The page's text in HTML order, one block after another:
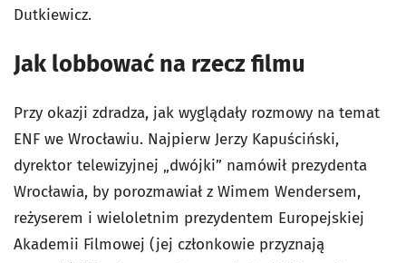
Dutkiewicz.
Jak lobbować na rzecz filmu
Przy okazji zdradza, jak wyglądały rozmowy na temat
ENF we Wrocławiu. Najpierw Jerzy Kapuściński,
dyrektor telewizyjnej „dwójki” namówił prezydenta
Wrocławia, by porozmawiał z Wimem Wendersem,
reżyserem i wieloletnim prezydentem Europejskiej
Akademii Filmowej (jej członkowie przyznają